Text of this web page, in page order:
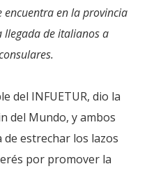
encuentra en la provincia
llegada de italianos a
del INFUETUR, dio la
del Mundo, y ambos
estrechar los lazos
por promover la